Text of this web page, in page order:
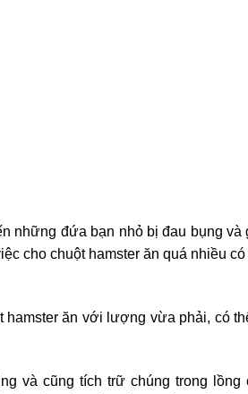
những đứa bạn nhỏ bị đau bụng và
cho chuột hamster ăn quá nhiều có
hamster ăn với lượng vừa phải, có
và cũng tích trữ chúng trong lồng